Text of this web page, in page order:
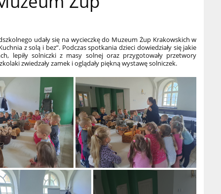
udały się na wycieczkę do Muzeum Żup Krakowskich w
z solą i bez”. Podczas spotkania dzieci dowiedziały się jakie
lepiły solniczki z masy solnej oraz przygotowały przetwory
zwiedzały zamek i oglądały piękną wystawę solniczek.